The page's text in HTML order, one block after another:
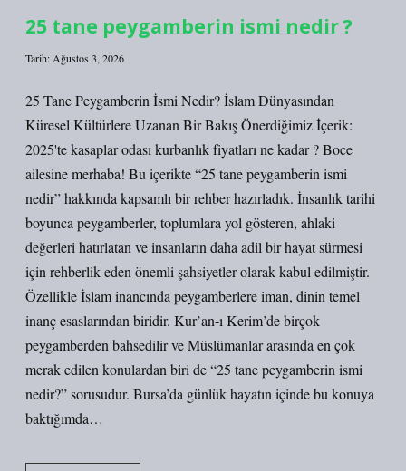
25 tane peygamberin ismi nedir ?
Tarih: Ağustos 3, 2026
25 Tane Peygamberin İsmi Nedir? İslam Dünyasından
Küresel Kültürlere Uzanan Bir Bakış Önerdiğimiz İçerik:
2025'te kasaplar odası kurbanlık fiyatları ne kadar ? Boce
ailesine merhaba! Bu içerikte “25 tane peygamberin ismi
nedir” hakkında kapsamlı bir rehber hazırladık. İnsanlık tarihi
boyunca peygamberler, toplumlara yol gösteren, ahlaki
değerleri hatırlatan ve insanların daha adil bir hayat sürmesi
için rehberlik eden önemli şahsiyetler olarak kabul edilmiştir.
Özellikle İslam inancında peygamberlere iman, dinin temel
inanç esaslarından biridir. Kur’an-ı Kerim’de birçok
peygamberden bahsedilir ve Müslümanlar arasında en çok
merak edilen konulardan biri de “25 tane peygamberin ismi
nedir?” sorusudur. Bursa’da günlük hayatın içinde bu konuya
baktığımda…